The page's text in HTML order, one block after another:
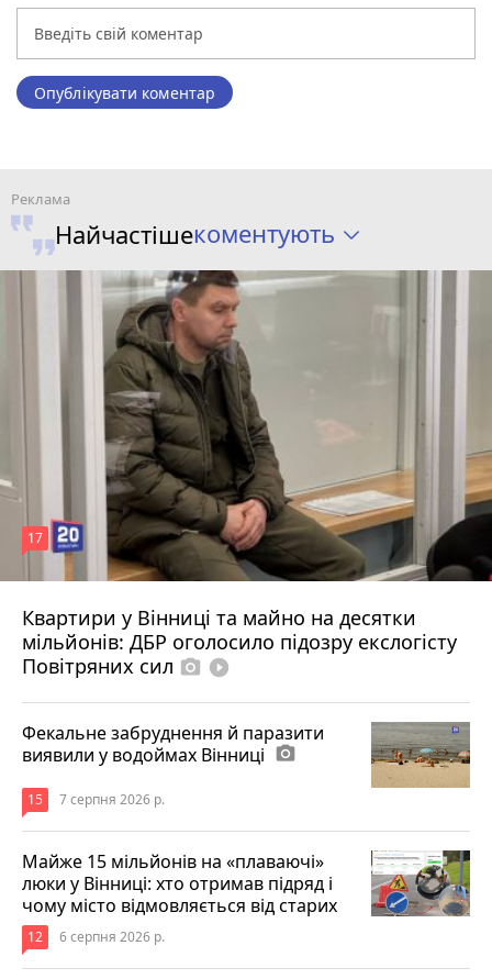
Опублікувати коментар
Найчастішекоментують
Квартири у Вінниці та майно на десятки
мільйонів: ДБР оголосило підозру екслогісту
Повітряних сил photo_camera play_circle_filled
17
6 серпня 2026 р.
Фекальне забруднення й паразити
виявили у водоймах Вінниці photo_camera
15 7 серпня 2026 р.
Майже 15 мільйонів на «плаваючі»
люки у Вінниці: хто отримав підряд і
чому місто відмовляється від старих
12 6 серпня 2026 р.